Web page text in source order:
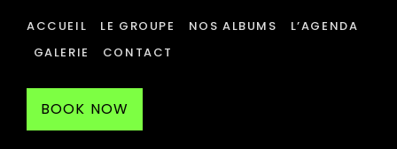
ACCUEIL LE GROUPE NOS ALBUMS
L’AGENDA
GALERIE
CONTACT
BOOK NOW